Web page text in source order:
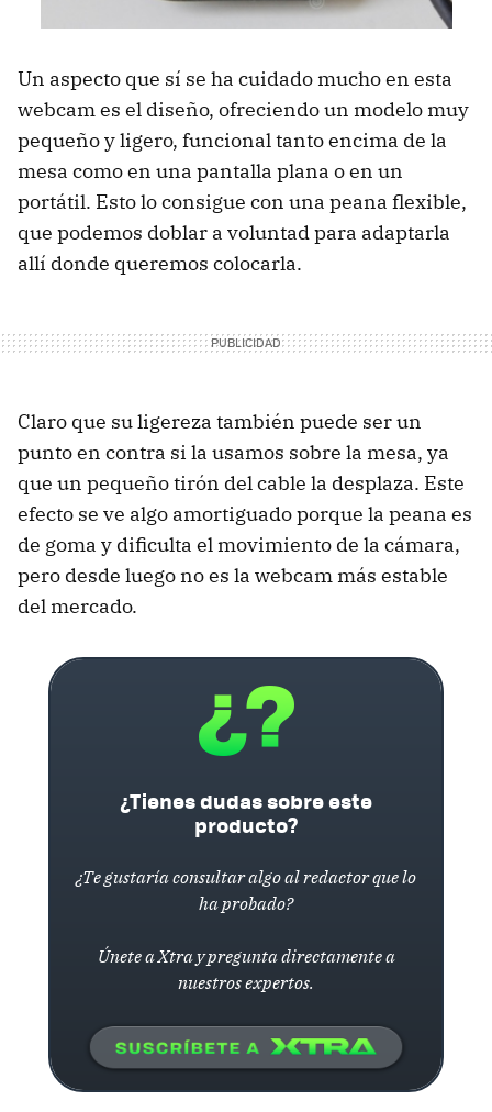
Un aspecto que sí se ha cuidado mucho en esta
webcam es el diseño, ofreciendo un modelo muy
pequeño y ligero, funcional tanto encima de la
mesa como en una pantalla plana o en un
portátil. Esto lo consigue con una peana flexible,
que podemos doblar a voluntad para adaptarla
allí donde queremos colocarla.
Claro que su ligereza también puede ser un
punto en contra si la usamos sobre la mesa, ya
que un pequeño tirón del cable la desplaza. Este
efecto se ve algo amortiguado porque la peana es
de goma y dificulta el movimiento de la cámara,
pero desde luego no es la webcam más estable
del mercado.
¿Tienes dudas sobre este
producto?
¿Te gustaría consultar algo al redactor que lo
ha probado?
Únete a Xtra y pregunta directamente a
nuestros expertos.